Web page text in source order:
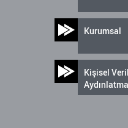
Kurumsal
Kişisel